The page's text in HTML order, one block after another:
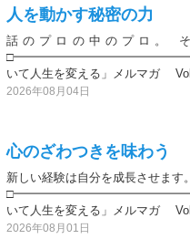
人を動かす秘密の力
話のプロの中のプロ。
いて人生を変える」メルマガ
2026年08月04日
心のざわつきを味わう
新しい経験は自分を成長させま
いて人生を変える」メルマガ
2026年08月01日